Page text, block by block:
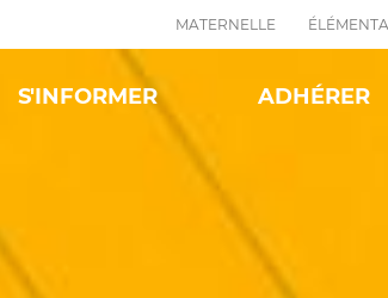
MATERNELLE
S'INFORMER ADHÉRER